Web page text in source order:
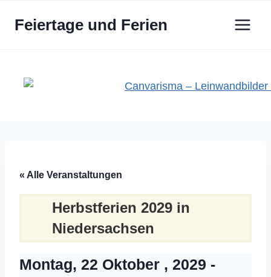
InhaltFeiertage und Ferien
« Alle Veranstaltungen
Herbstferien 2029 in
Niedersachsen
Montag, 22 Oktober , 2029 -